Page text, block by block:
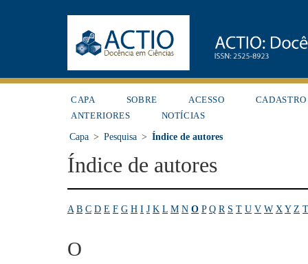
CAPA SOBRE ACESSO
CADASTRO
ANTERIORES
NOTÍCIAS
Capa > Pesquisa > Índice de autores
Índice de autores
A B C D E F G H I J K L M N O P Q R S T U V W X Y Z
O